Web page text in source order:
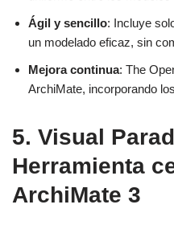
Ágil y sencillo: Incluye
un modelado eficaz, sin
Mejora continua: The
ArchiMate, incorporando
5. Visual
Herramienta
ArchiMate 3